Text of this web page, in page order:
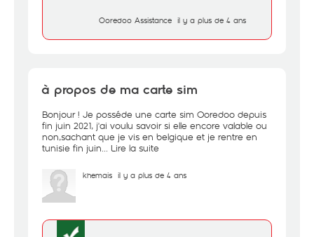
Ooredoo Assistance il y a plus de 4 ans
à propos de ma carte sim
Bonjour ! Je posséde une carte sim Ooredoo depuis
fin juin 2021, j'ai voulu savoir si elle encore valable ou
non,sachant que je vis en belgique et je rentre en
tunisie fin juin... Lire la suite
khemais il y a plus de 4 ans